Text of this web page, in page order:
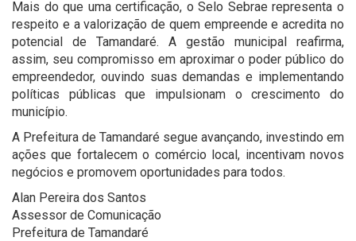
Mais do que uma certificação, o Selo Sebrae representa o
respeito e a valorização de quem empreende e acredita no
potencial de Tamandaré. A gestão municipal reafirma,
assim, seu compromisso em aproximar o poder público do
empreendedor, ouvindo suas demandas e implementando
políticas públicas que impulsionam o crescimento do
município.
A Prefeitura de Tamandaré segue avançando, investindo em
ações que fortalecem o comércio local, incentivam novos
negócios e promovem oportunidades para todos.
Alan Pereira dos Santos
Assessor de Comunicação
Prefeitura de Tamandaré